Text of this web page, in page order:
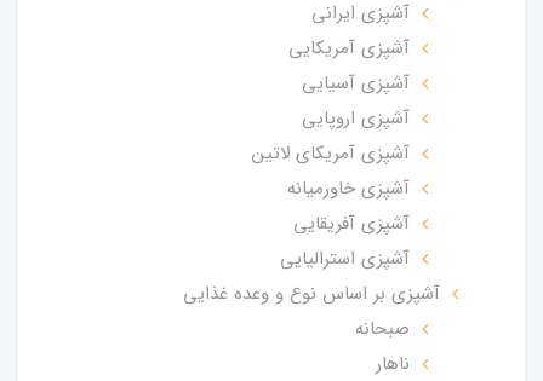
آشپزی ایرانی
آشپزی آمریکایی
آشپزی آسیایی
آشپزی اروپایی
آشپزی آمریکای لاتین
آشپزی خاورمیانه
آشپزی آفریقایی
آشپزی استرالیایی
آشپزی بر اساس نوع و وعده غذایی
صبحانه
ناهار